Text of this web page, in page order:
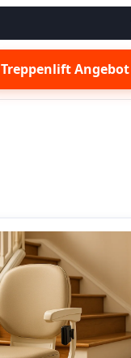
Treppenlift Angebot